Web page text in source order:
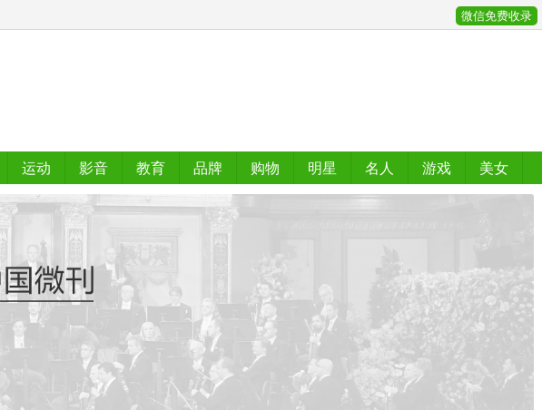
微信免费收录
运动 影音 教育 品牌 购物 明星 名人 游戏
美女